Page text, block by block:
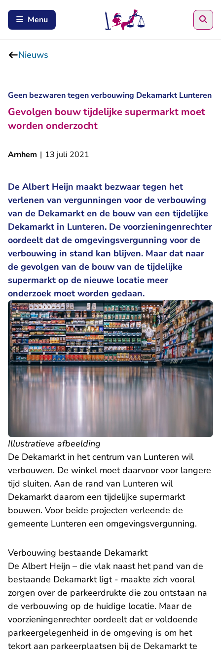
Menu
Nieuws
Geen bezwaren tegen verbouwing Dekamarkt Lunteren
Gevolgen bouw tijdelijke supermarkt moet
worden onderzocht
Arnhem | 13 juli 2021
De Albert Heijn maakt bezwaar tegen het
verlenen van vergunningen voor de verbouwing
van de Dekamarkt en de bouw van een tijdelijke
Dekamarkt in Lunteren. De voorzieningenrechter
oordeelt dat de omgevingsvergunning voor de
verbouwing in stand kan blijven. Maar dat naar
de gevolgen van de bouw van de tijdelijke
supermarkt op de nieuwe locatie meer
onderzoek moet worden gedaan.
Illustratieve afbeelding
De Dekamarkt in het centrum van Lunteren wil
verbouwen. De winkel moet daarvoor voor langere
tijd sluiten. Aan de rand van Lunteren wil
Dekamarkt daarom een tijdelijke supermarkt
bouwen. Voor beide projecten verleende de
gemeente Lunteren een omgevingsvergunning.
Verbouwing bestaande Dekamarkt
De Albert Heijn – die vlak naast het pand van de
bestaande Dekamarkt ligt - maakte zich vooral
zorgen over de parkeerdrukte die zou ontstaan na
de verbouwing op de huidige locatie. Maar de
voorzieningenrechter oordeelt dat er voldoende
parkeergelegenheid in de omgeving is om het
tekort aan parkeerplaatsen bij de Dekamarkt te